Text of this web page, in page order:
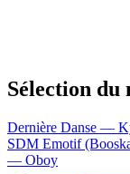
Sélection du
Dernière Danse —
SDM Emotif
— Oboy